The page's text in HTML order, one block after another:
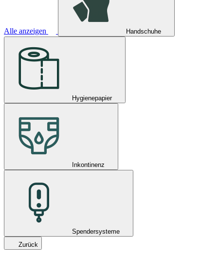
Alle anzeigen Handschuhe
Hygienepapier
Inkontinenz
Spendersysteme
Zurück